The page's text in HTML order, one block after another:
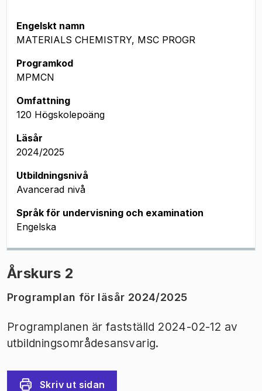
Engelskt namn
MATERIALS CHEMISTRY, MSC PROGR
Programkod
MPMCN
Omfattning
120 Högskolepoäng
Läsår
2024/2025
Utbildningsnivå
Avancerad nivå
Språk för undervisning och examination
Engelska
Årskurs 2
Programplan för läsår 2024/2025
Programplanen är fastställd 2024-02-12 av
utbildningsområdesansvarig.
Skriv ut sidan